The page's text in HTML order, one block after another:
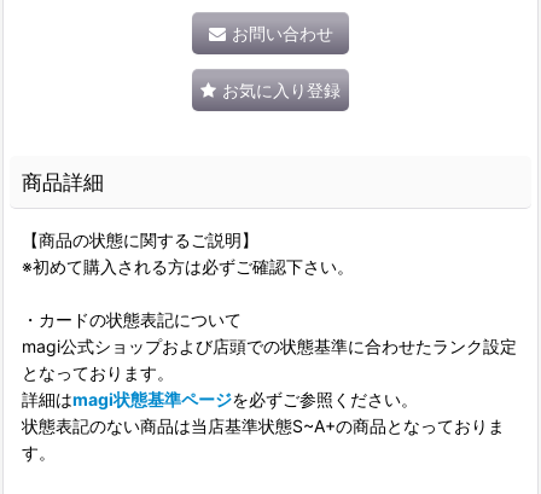
お問い合わせ
お気に入り登録
商品詳細
【商品の状態に関するご説明】
※初めて購入される方は必ずご確認下さい。
・カードの状態表記について
magi公式ショップおよび店頭での状態基準に合わせたランク設定
となっております。
詳細はmagi状態基準ページを必ずご参照ください。
状態表記のない商品は当店基準状態S~A+の商品となっておりま
す。